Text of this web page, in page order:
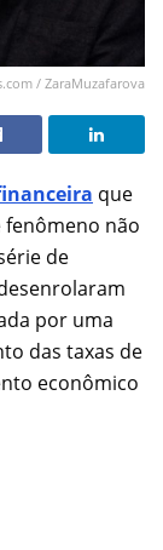
/ ZaraMuzafarova
que
fenômeno não
de
por uma
das taxas de
econômico